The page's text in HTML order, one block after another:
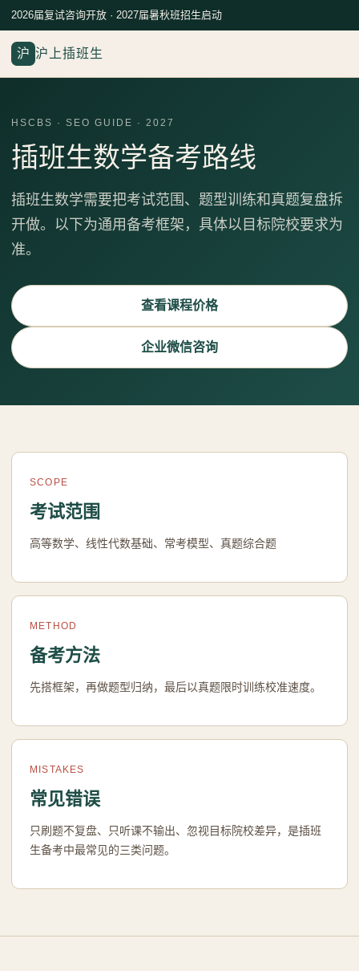
2026届复试咨询开放 · 2027届暑秋班招生启动
沪 沪上插班生
HSCBS · SEO GUIDE · 2027
插班生数学备考路线
插班生数学需要把考试范围、题型训练和真题复盘拆
开做。以下为通用备考框架，具体以目标院校要求为
准。
查看课程价格
企业微信咨询
SCOPE
考试范围
高等数学、线性代数基础、常考模型、真题综合题
METHOD
备考方法
先搭框架，再做题型归纳，最后以真题限时训练校准速度。
MISTAKES
常见错误
只刷题不复盘、只听课不输出、忽视目标院校差异，是插班
生备考中最常见的三类问题。